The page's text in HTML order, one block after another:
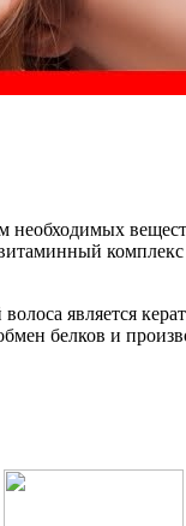
необходимых
является
белков и